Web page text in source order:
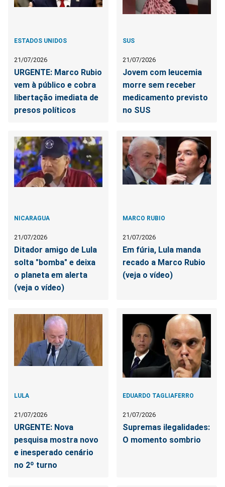
ESTADOS UNIDOS
21/07/2026
URGENTE: Marco Rubio
vem à público e cobra
libertação imediata de
presos políticos
SUS
21/07/2026
Jovem com leucemia
morre sem receber
medicamento previsto
no SUS
NICARAGUA
21/07/2026
Ditador amigo de Lula
solta "bomba" e deixa
o planeta em alerta
(veja o vídeo)
MARCO RUBIO
21/07/2026
Em fúria, Lula manda
recado a Marco Rubio
(veja o vídeo)
LULA
21/07/2026
URGENTE: Nova
pesquisa mostra novo
e inesperado cenário
no 2º turno
EDUARDO TAGLIAFERRO
21/07/2026
Supremas ilegalidades:
O momento sombrio